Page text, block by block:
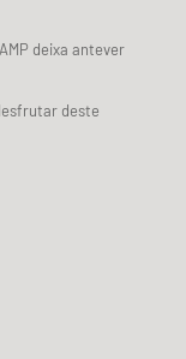
deixa antever
deste